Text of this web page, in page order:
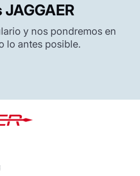
y nos pondremos en
lo antes posible.